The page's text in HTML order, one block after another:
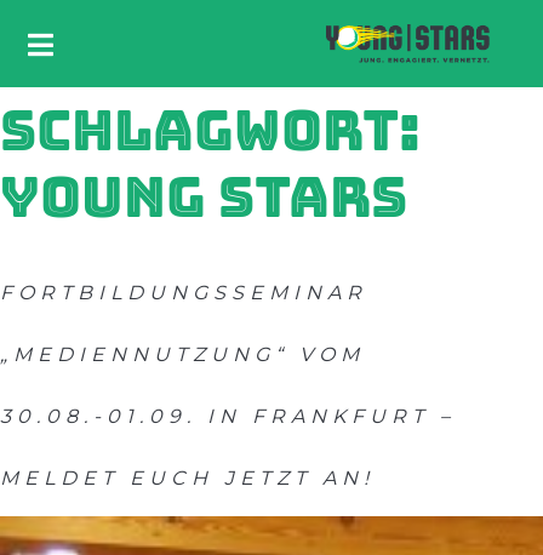
SCHLAGWORT:
YOUNG STARS
FORTBILDUNGSSEMINAR
„MEDIENNUTZUNG“ VOM
30.08.-01.09. IN FRANKFURT –
MELDET EUCH JETZT AN!